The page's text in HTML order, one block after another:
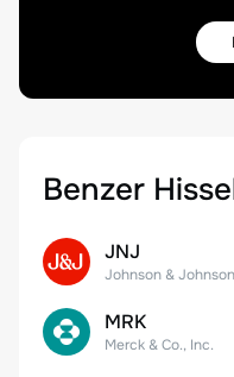
Benzer
JNJ
Johnson & Johnson
MRK
Merck & Co., Inc.